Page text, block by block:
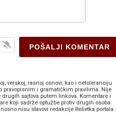
verskoj, rasnoj osnovi, kao i netoleranciju
pravopisnim i gramatičkim pravilima. Nije
sajtova putem linkova. Komentare i
koji sadrže optužbe protiv drugih osoba.
nisu stavovi redakcije Rešetka portala.